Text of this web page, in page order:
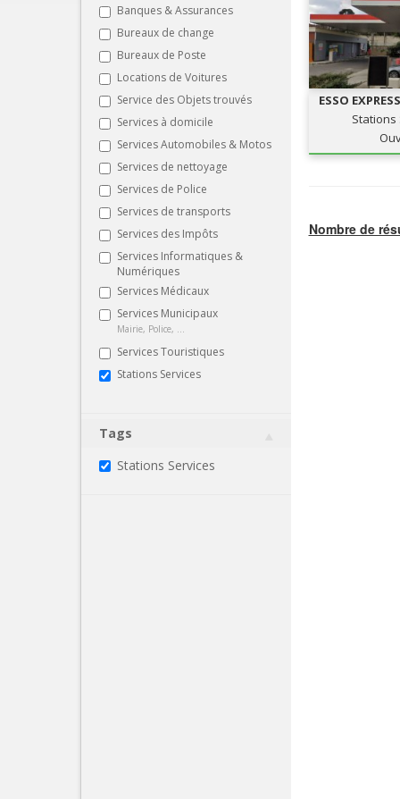
Banques & Assurances
Bureaux de change
Bureaux de Poste
Locations de Voitures
Service des Objets trouvés
Services à domicile
Services Automobiles & Motos
Services de nettoyage
Services de Police
Services de transports
Services des Impôts
Services Informatiques &
Numériques
Services Médicaux
Services Municipaux
Mairie, Police, ...
Services Touristiques
Stations Services
Tags
Stations Services
ESSO
Stations
Nombre de